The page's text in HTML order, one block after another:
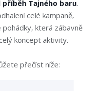
Tajného baru.
celé kampaně,
která zábavně
koncept aktivity.
přečíst níže: